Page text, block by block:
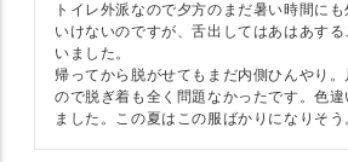
トイレ外派なので夕方のまだ暑い時間に
いけないのですが、舌出してはあはあす
いました。
帰ってから脱がせてもまだ内側ひんやり
ので脱ぎ着も全く問題なかったです。色
ました。この夏はこの服ばかりになりそう